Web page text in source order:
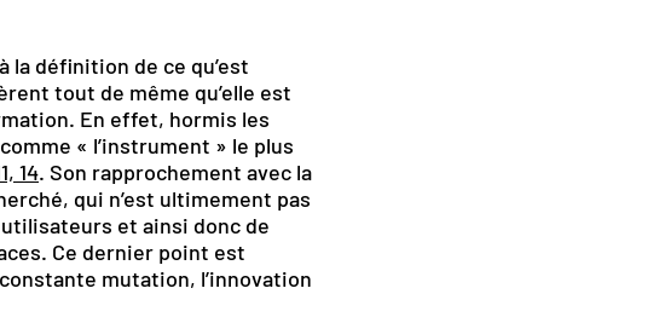
la définition de ce qu’est
tout de même qu’elle est
En effet, hormis les
« l’instrument » le plus
14. Son rapprochement avec la
qui n’est ultimement pas
et ainsi donc de
Ce dernier point est
mutation, l’innovation